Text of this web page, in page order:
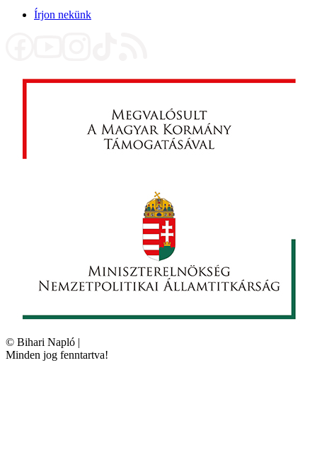
Írjon nekünk
© Bihari Napló |
Minden jog fenntartva!